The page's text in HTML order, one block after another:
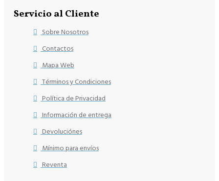
Servicio al Cliente
Sobre Nosotros
Contactos
Mapa Web
Términos y Condiciones
Política de Privacidad
Información de entrega
Devoluciónes
Mínimo para envíos
Reventa